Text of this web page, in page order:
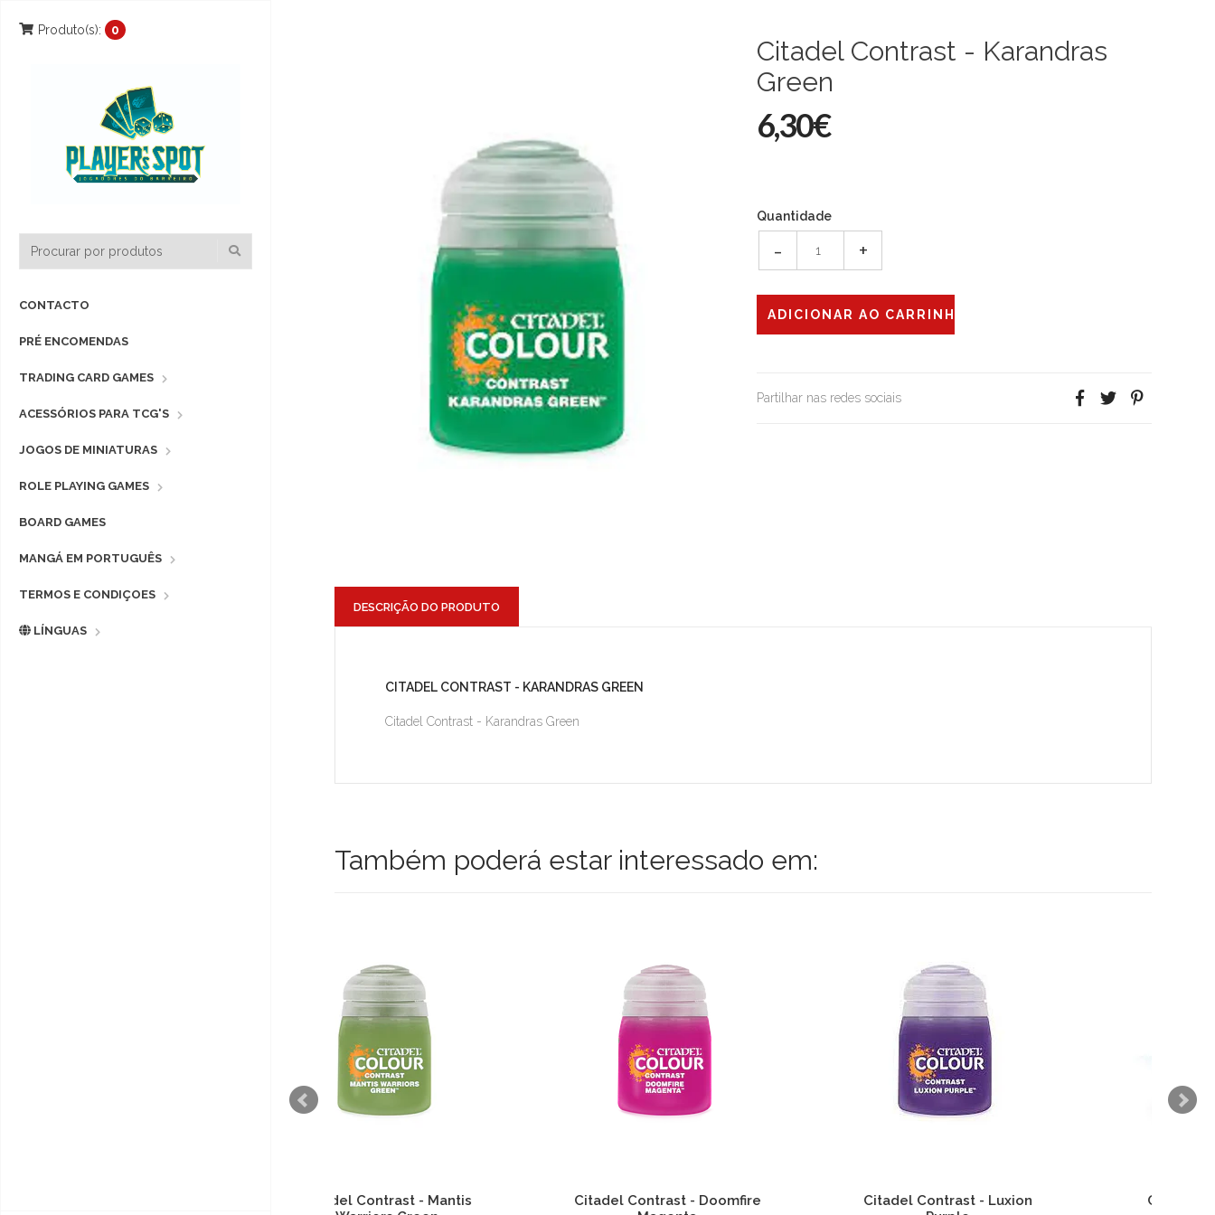
Produto(s): 0
CONTACTO
PRÉ ENCOMENDAS
TRADING CARD GAMES
ACESSÓRIOS PARA TCG'S
JOGOS DE MINIATURAS
ROLE PLAYING GAMES
BOARD GAMES
MANGÁ EM PORTUGUÊS
TERMOS E CONDIÇOES
LÍNGUAS
Citadel Contrast - Karandras
Green
6,30€
Quantidade
- +
Partilhar nas redes sociais
DESCRIÇÃO DO PRODUTO
CITADEL CONTRAST - KARANDRAS GREEN
Citadel Contrast - Karandras Green
Também poderá estar interessado em:
Citadel Contrast - Doomfire
Citadel Contrast - Luxion
Citadel Contrast Magos